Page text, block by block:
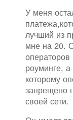
У меня
лучший из
мне на 20.
роуминге, а
которому
запрещено
своей сети.